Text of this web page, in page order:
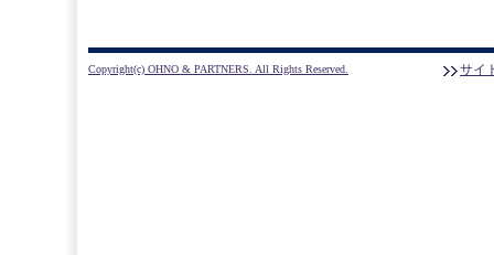
Copyright(c) OHNO & PARTNERS. All Rights Reserved. サイ